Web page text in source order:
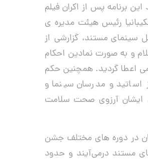
برنامه پس از اکران فیلم
رئیس هیئت مدیره ی
مستند، گزارشی از
و به صورت نمادین احکام
اعطا گردید. همچنین حکم
و مدرسان سینما و
ایشان آرزوی صحت سلامت
جشن ارائه کرد بیش از ۱۵۰ نفر از برگزیدگان در دوره های مختلف جشن
مستند درمی‌آیند و حدود